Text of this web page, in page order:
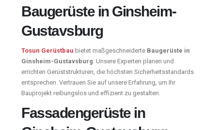
Baugerüste in Ginsheim-
Gustavsburg
Tosun Gerüstbau bietet maßgeschneiderte Baugerüste in
Ginsheim-Gustavsburg. Unsere Experten planen und
errichten Gerüststrukturen, die höchsten Sicherheitsstandards
entsprechen. Vertrauen Sie auf unsere Erfahrung, um Ihr
Bauprojekt reibungslos und effizient zu gestalten.
Fassadengerüste in